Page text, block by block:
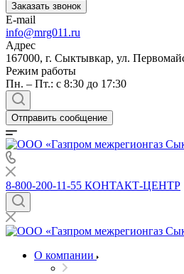
Заказать звонок
E-mail
info@mrg011.ru
Адрес
167000, г. Сыктывкар, ул.
Режим работы
Пн. – Пт.: с 8:30 до 17:30
Отправить сообщение
8-800-200-11-55 КОНТАКТ-ЦЕНТР
О компании